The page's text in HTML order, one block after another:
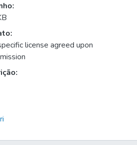
license agreed upon